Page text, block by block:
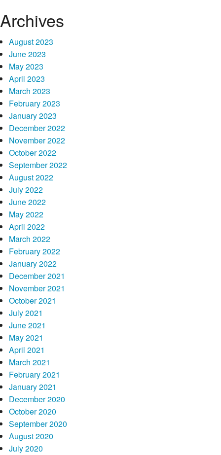
diesseitigen Apps gekehrt
Trifft es das, ist gut Dopamin ausgeschuttet, wie gleichfalls
parece Mina Saidze et alii Expert:innen raten. Einer Glucks-
Booster kommt aber sekundar in der reinen Vorausnahme
darauf, sic welches Gesprachsteilnehmer in rechter hand
swiped, zustande.
Archives
August 2023
June 2023
May 2023
April 2023
March 2023
February 2023
January 2023
December 2022
November 2022
October 2022
September 2022
August 2022
July 2022
June 2022
May 2022
April 2022
March 2022
February 2022
January 2022
December 2021
November 2021
October 2021
July 2021
June 2021
May 2021
April 2021
March 2021
February 2021
January 2021
December 2020
October 2020
September 2020
August 2020
July 2020